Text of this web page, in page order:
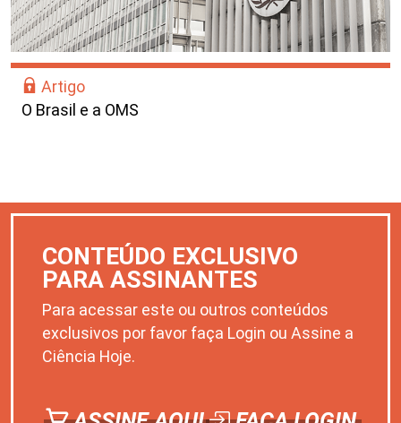
Artigo
O Brasil e a OMS
CONTEÚDO EXCLUSIVO
PARA ASSINANTES
Para acessar este ou outros conteúdos
exclusivos por favor faça Login ou Assine a
Ciência Hoje.